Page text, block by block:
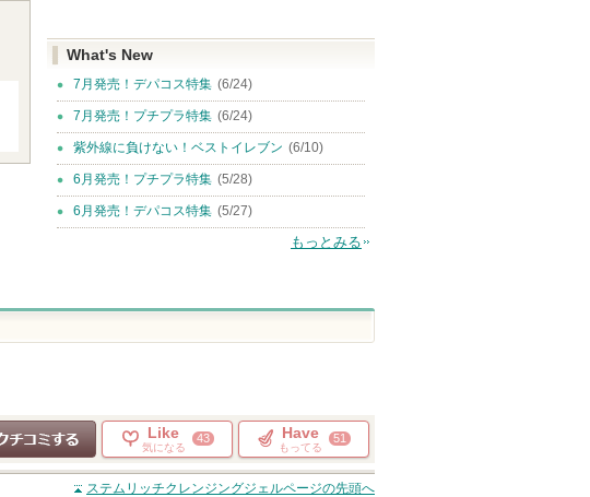
What's New
7月発売！デパコス特集 (6/24)
7月発売！プチプラ特集 (6/24)
紫外線に負けない！ベストイレブン (6/10)
6月発売！プチプラ特集 (5/28)
6月発売！デパコス特集 (5/27)
もっとみる
クチコミする
Like
気になる
43 Have
もってる
51
ステムリッチクレンジングジェルページの先頭へ